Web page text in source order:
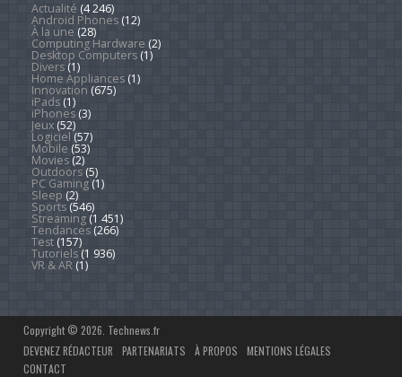
Actualité (4 246)
Android Phones(12)
À la une (28)
Computing Hardware (2)
Desktop Computers(1)
Divers(1)
Home Appliances(1)
Innovation (675)
iPads(1)
iPhones(3)
Jeux(52)
Logiciel (57)
Mobile (53)
Movies(2)
Outdoors(5)
PC Gaming(1)
Sleep (2)
Sports(546)
Streaming(1 451)
Tendances(266)
Test(157)
Tutoriels(1 936)
VR & AR(1)
Copyright © 2026. Technews.fr
DEVENEZ RÉDACTEUR
PARTENARIATS À PROPOS
MENTIONS LÉGALES
CONTACT